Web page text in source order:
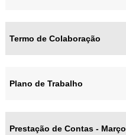
Termo de Colaboração
Plano de Trabalho
Prestação de Contas - Março